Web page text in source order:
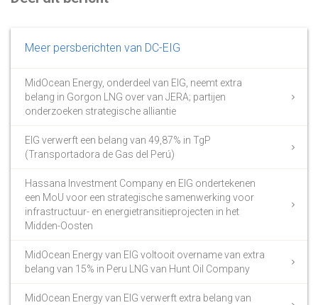
Meer persberichten van DC-EIG
MidOcean Energy, onderdeel van EIG, neemt extra
belang in Gorgon LNG over van JERA; partijen
onderzoeken strategische alliantie
EIG verwerft een belang van 49,87% in TgP
(Transportadora de Gas del Perú)
Hassana Investment Company en EIG ondertekenen
een MoU voor een strategische samenwerking voor
infrastructuur- en energietransitieprojecten in het
Midden-Oosten
MidOcean Energy van EIG voltooit overname van extra
belang van 15% in Peru LNG van Hunt Oil Company
MidOcean Energy van EIG verwerft extra belang van